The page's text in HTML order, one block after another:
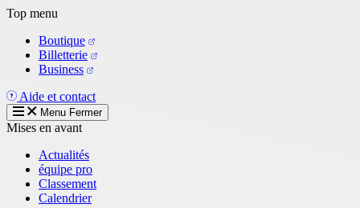
Aller
contenu
principal
Top menu
Boutique
Billetterie
Business
Aide et contact
Menu Fermer
Mises en avant
Actualités
équipe pro
Classement
Calendrier